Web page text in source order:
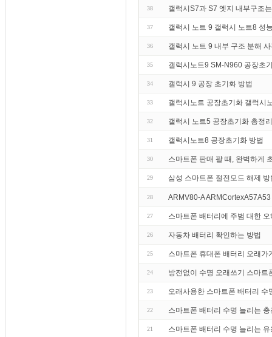
38 갤럭시S7과 S7 엣지 내부구조
37 갤럭시 노트 9 갤럭시 노트8 성
36 갤럭시 노트 9 내부 구조 분해
35 갤럭시노트9 SM-N960 공장초
34 갤럭시 9 공장 초기화 방법
33 갤럭시노트 공장초기화 갤럭시
32 갤럭시 노트5 공장초기화 총정
31 갤럭시노트8 공장초기화 방법
30 스마트폰 판매 팔 때, 완벽하게
29 삼성 스마트폰 절전모드 해제 방
28 ARMV80-A
27 스마트폰 배터리에 주범 대한
26 자동차 배터리 확인하는 방법
25 스마트폰 휴대폰 배터리 오래가
24 방전없이 수명 오래쓰기 스마
23 오래사용한 스마트폰 배터리 수
22 스마트폰 배터리 수명 늘리는
21 스마트폰 배터리 수명 늘리는